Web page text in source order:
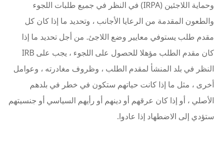
وحماية اللاجئين (IRPA) في النظر في جميع طلبات اللجوء
والطعون المقدمة من الرعايا الأجانب ، وتحديد ما إذا كان كل
مقدم طلب يستوفي معايير وضع اللاجئ. من أجل تحديد ما إذا
كان مقدم الطلب مؤهلا للحصول على اللجوء ، يجب على IRB
النظر في بلد المنشأ لمقدم الطلب ، وظروف مغادرته ، وعوامل
أخرى ، مثل ما إذا كانت حياتهم ستكون في خطر في بلدهم
الأصلي ، أو إذا كان عرقهم أو دينهم أو رأيهم السياسي أو جنسيتهم
ستؤدي إلى الاضطهاد إذا عادوا.